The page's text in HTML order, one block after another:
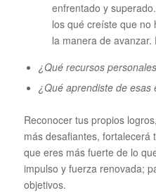
enfrentado y
los qué creíste que no
la manera de avanzar.
¿Qué recursos
¿Qué aprendiste de esas
Reconocer tus propios
más desafiantes,
que eres más fuerte de lo
impulso y fuerza renovada;
objetivos.